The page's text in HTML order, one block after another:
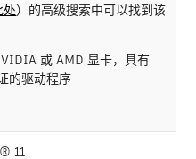
处）的高级搜索中可以找到该
或 AMD 显卡，具有
的驱动程序
11